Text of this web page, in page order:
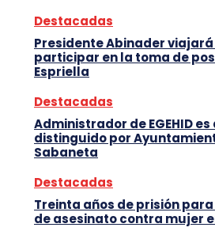
Destacadas
Presidente Abinader
participar en la toma de
Espriella
Destacadas
Administrador de EGEHID
distinguido por
Sabaneta
Destacadas
Treinta años de prisión
de asesinato contra mujer